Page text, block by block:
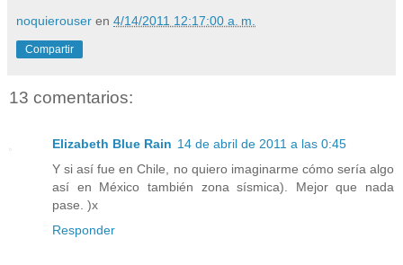
noquierouser en 4/14/2011 12:17:00 a. m.
Compartir
13 comentarios:
Elizabeth Blue Rain 14 de abril de 2011 a las 0:45
Y si así fue en Chile, no quiero imaginarme cómo sería algo
así en México también zona sísmica). Mejor que nada
pase. )x
Responder